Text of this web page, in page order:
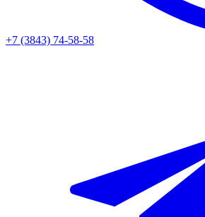
+7 (3843) 74-58-58